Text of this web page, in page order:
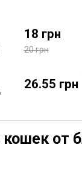
18 грн
20 грн
26.55 грн
от